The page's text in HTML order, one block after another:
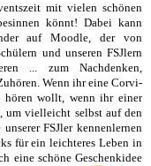
mit vielen schönen
könnt! Dabei kann
auf Moodle, der von
und unseren FSJlern
... zum Nachdenken,
Wenn ihr eine Corvi-
hören wollt, wenn ihr einer
um vielleicht selbst auf den
FSJler kennenlernen
für ein leichteres Leben in
eine schöne Geschenkidee